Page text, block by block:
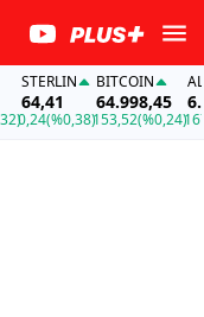
STERLIN
64,41
0,24(%0,38)
BITCOIN
64.998,45
153,52(%0,24)